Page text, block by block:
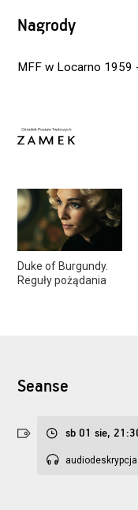
Duke of Burgundy.
Reguły pożądania
Nagrody
MFF w Locarno 1959
Seanse
sb 01 sie,